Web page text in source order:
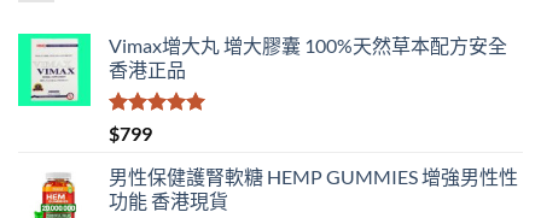
Vimax增大丸 增大膠囊 100%天然草本配方安全
香港正品
評分
滿分 5
$799
男性保健護腎軟糖 HEMP GUMMIES 增強男性性
功能 香港現貨